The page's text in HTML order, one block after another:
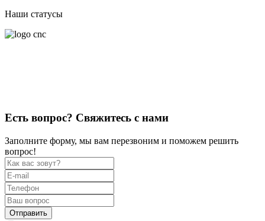
Наши статусы
Есть вопрос? Свяжитесь с нами
Заполните форму, мы вам перезвоним и поможем решить
вопрос!
Отправить